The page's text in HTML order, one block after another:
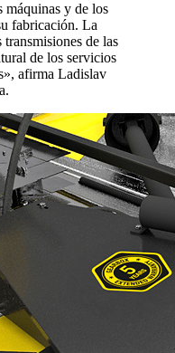
máquinas y de los
fabricación. La
transmisiones de las
de los servicios
afirma Ladislav